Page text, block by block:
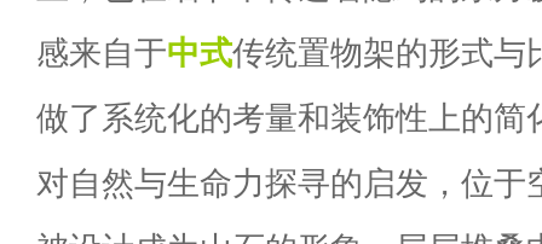
感来自于中式传统置物架的形式与
做了系统化的考量和装饰性上的简
对自然与生命力探寻的启发，位于